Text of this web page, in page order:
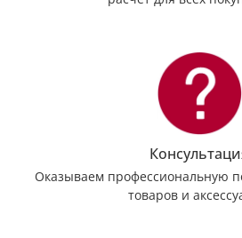
Оказываем профессиональную
товаров и